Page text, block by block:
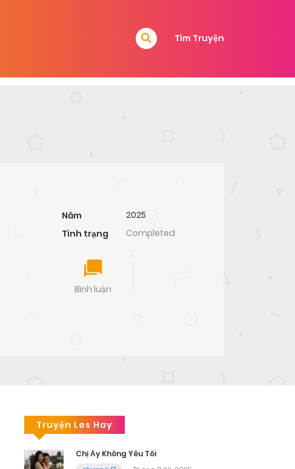
Tìm Truyện
Năm
2025
Tình trạng
Completed
Bình luận
Truyện Les Hay
Chị Ấy Không Yêu Tôi